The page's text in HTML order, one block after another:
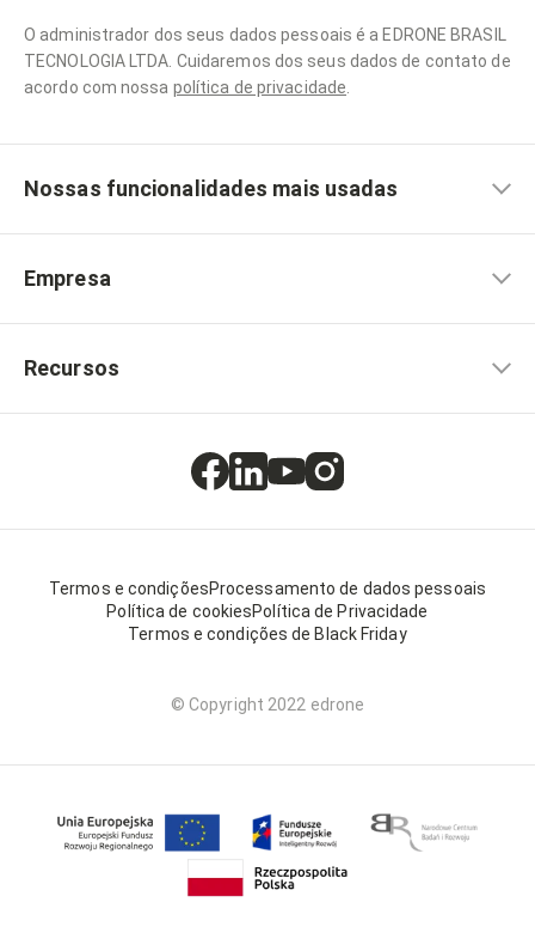
O administrador dos seus dados pessoais é a EDRONE BRASIL
TECNOLOGIA LTDA. Cuidaremos dos seus dados de contato de
acordo com nossa política de privacidade.
Nossas funcionalidades mais usadas
Empresa
Recursos
Termos e condiçõesProcessamento de dados pessoais
Política de cookiesPolítica de Privacidade
Termos e condições de Black Friday
© Copyright 2022 edrone